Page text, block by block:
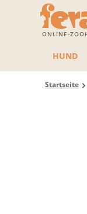
ONLINE-
HUND
Startseite